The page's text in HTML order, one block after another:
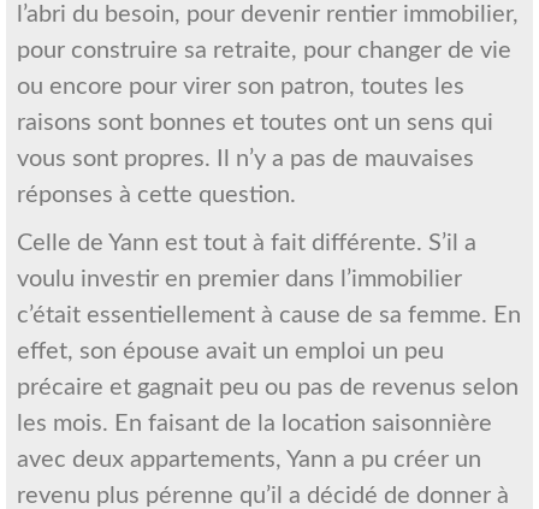
l’abri du besoin, pour devenir rentier immobilier,
pour construire sa retraite, pour changer de vie
ou encore pour virer son patron, toutes les
raisons sont bonnes et toutes ont un sens qui
vous sont propres. Il n’y a pas de mauvaises
réponses à cette question.
Celle de Yann est tout à fait différente. S’il a
voulu investir en premier dans l’immobilier
c’était essentiellement à cause de sa femme. En
effet, son épouse avait un emploi un peu
précaire et gagnait peu ou pas de revenus selon
les mois. En faisant de la location saisonnière
avec deux appartements, Yann a pu créer un
revenu plus pérenne qu’il a décidé de donner à